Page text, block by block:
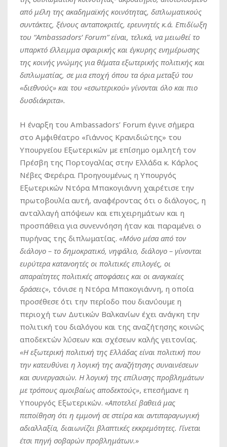
από μέλη της ακαδημαϊκής κοινότητας, διπλωματικούς
συντάκτες, ξένους ανταποκριτές, ερευνητές κ.ά. Επιδίωξη
του “Ambassadors’ Forum” είναι, τελικά, να μειωθεί το
υπαρκτό έλλειμμα σφαιρικής και έγκυρης ενημέρωσης
της κοινής γνώμης για θέματα εξωτερικής πολιτικής και
διπλωματίας, σε μια εποχή όπου τα όρια μεταξύ του
«διεθνούς» και του «εσωτερικού» γίνονται όλο και πιο
δυσδιάκριτα».
Η έναρξη του Ambassadors’ Forum έγινε σήμερα
στο Αμφιθέατρο «Γιάννος Κρανιδιώτης» του
Υπουργείου Εξωτερικών με επίσημο ομιλητή τον
Πρέσβη της Πορτογαλίας στην Ελλάδα κ. Κάρλος
Νέβες Φερέιρα. Προηγουμένως η Υπουργός
Εξωτερικών Ντόρα Μπακογιάννη χαιρέτισε την
πρωτοβουλία αυτή, αναφέροντας ότι ο διάλογος, η
ανταλλαγή απόψεων και επιχειρημάτων και η
προσπάθεια για συνεννόηση ήταν και παραμένει ο
πυρήνας της διπλωματίας. «Μόνο μέσα από τον
διάλογο – το δημοκρατικό, νηφάλιο, διάλογο – γίνονται
ευρύτερα κατανοητές οι πολιτικές επιλογές, οι
απαραίτητες πολιτικές αποφάσεις και οι αναγκαίες
δράσεις», τόνισε η Ντόρα Μπακογιάννη, η οποία
προσέθεσε ότι την περίοδο που διανύουμε η
περιοχή των Δυτικών Βαλκανίων έχει ανάγκη την
πολιτική του διαλόγου και της αναζήτησης κοινώς
αποδεκτών λύσεων και σχέσεων καλής γειτονίας.
«Η εξωτερική πολιτική της Ελλάδας είναι πολιτική που
την κατευθύνει η λογική της αναζήτησης συναινέσεων
και συνεργασιών. Η λογική της επίλυσης προβλημάτων
με τρόπους αμοιβαίως αποδεκτούς», επεσήμανε η
Υπουργός Εξωτερικών. «Αποτελεί βαθειά μας
πεποίθηση ότι η εμμονή σε στείρα και αντιπαραγωγική
αδιαλλαξία, διαιωνίζει βλαπτικές εκκρεμότητες. Γίνεται
έτσι πηγή σοβαρών προβλημάτων.»